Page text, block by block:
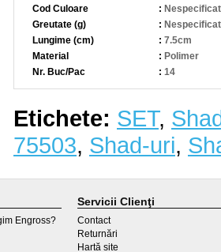
Cod Culoare : Nespecificat
Greutate (g)
: Nespecificat
Lungime (cm)
: 7.5cm
Material
: Polimer
Nr. Buc/Pac
: 14
Etichete: SET,
75503, Shad-uri,
Engross?
Servicii Clienţi
Contact
Returnări
Hartă site